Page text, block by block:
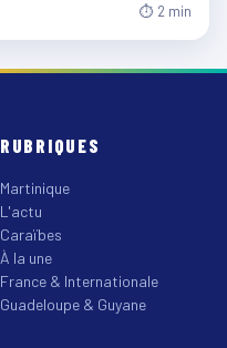
⏱ 2 min
RUBRIQUES
Martinique
L'actu
Caraïbes
À la une
France & Internationale
Guadeloupe & Guyane